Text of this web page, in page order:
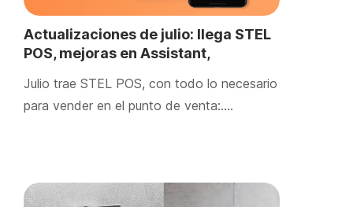
Actualizaciones de julio: llega STEL
POS, mejoras en Assistant,
Julio trae STEL POS, con todo lo necesario
para vender en el punto de venta:….